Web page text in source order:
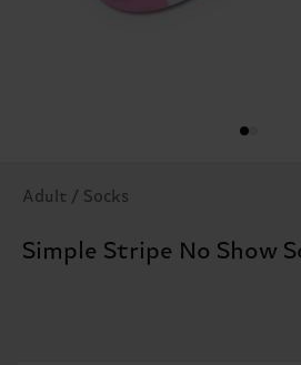
Adult / Socks
Simple Stripe No Show